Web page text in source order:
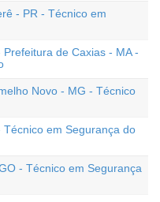
- PR - Técnico em
de Caxias - MA -
Novo - MG - Técnico
Técnico em Segurança do
- Técnico em Segurança